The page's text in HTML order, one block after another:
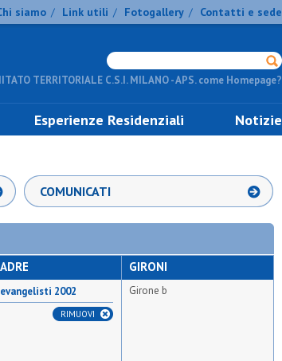
siamo / Link utili / Fotogallery / Contatti e sede
TERRITORIALE C.S.I. MILANO - APS. come Homepage?
Esperienze Residenziali Notizie
COMUNICATI
2002
RIMUOVI
GIRONI
Girone b